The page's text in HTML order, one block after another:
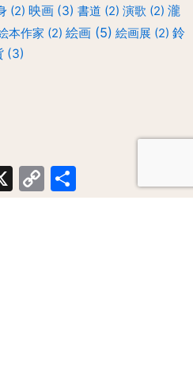
(2) 映画(3) 書道 (2) 演歌 (2) 瀧
本作家 (2) 絵画(5) 絵画展 (2) 鈴
(3)
X
Copy
Link